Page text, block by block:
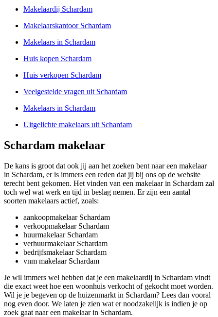
Makelaardij Schardam
Makelaarskantoor Schardam
Makelaars in Schardam
Huis kopen Schardam
Huis verkopen Schardam
Veelgestelde vragen uit Schardam
Makelaars in Schardam
Uitgelichte makelaars uit Schardam
Schardam makelaar
De kans is groot dat ook jij aan het zoeken bent naar een makelaar
in Schardam, er is immers een reden dat jij bij ons op de website
terecht bent gekomen. Het vinden van een makelaar in Schardam zal
toch wel wat werk en tijd in beslag nemen. Er zijn een aantal
soorten makelaars actief, zoals:
aankoopmakelaar Schardam
verkoopmakelaar Schardam
huurmakelaar Schardam
verhuurmakelaar Schardam
bedrijfsmakelaar Schardam
vnm makelaar Schardam
Je wil immers wel hebben dat je een makelaardij in Schardam vindt
die exact weet hoe een woonhuis verkocht of gekocht moet worden.
Wil je je begeven op de huizenmarkt in Schardam? Lees dan vooral
nog even door. We laten je zien wat er noodzakelijk is indien je op
zoek gaat naar een makelaar in Schardam.